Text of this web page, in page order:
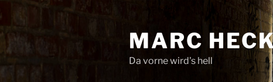
Inhalt
springen
MARC
Da vorne wird's hell